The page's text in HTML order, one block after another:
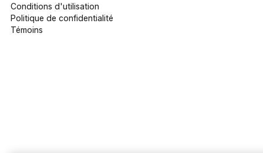
Conditions d'utilisation
Politique de confidentialité
Témoins